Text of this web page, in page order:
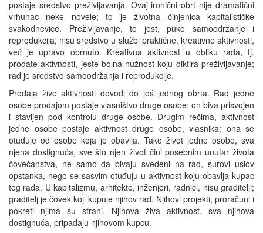
postaje sredstvo preživljavanja. Ovaj ironični obrt nije dramatični
vrhunac neke novele; to je životna činjenica kapitalističke
svakodnevice. Preživljavanje, to jest, puko samoodržanje i
reprodukcija, nisu sredstvo u službi praktične, kreativne aktivnosti,
već je upravo obrnuto. Kreativna aktivnost u obliku rada, tj.
prodate aktivnosti, jeste bolna nužnost koju diktira preživljavanje;
rad je sredstvo samoodržanja i reprodukcije.
Prodaja žive aktivnosti dovodi do još jednog obrta. Rad jedne
osobe prodajom postaje vlasništvo druge osobe; on biva prisvojen
i stavljen pod kontrolu druge osobe. Drugim rečima, aktivnost
jedne osobe postaje aktivnost druge osobe, vlasnika; ona se
otuđuje od osobe koja je obavlja. Tako život jedne osobe, sva
njena dostignuća, sve što njen život čini posebnim unutar života
čovečanstva, ne samo da bivaju svedeni na rad, surovi uslov
opstanka, nego se sasvim otuđuju u aktivnost koju obavlja kupac
tog rada. U kapitalizmu, arhitekte, inženjeri, radnici, nisu graditelji;
graditelj je čovek koji kupuje njihov rad. Njihovi projekti, proračuni i
pokreti njima su strani. Njihova živa aktivnost, sva njihova
dostignuća, pripadaju njihovom kupcu.